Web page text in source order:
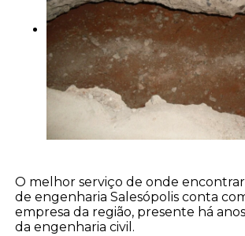
O melhor serviço de onde
de engenharia Salesópolis conta
empresa da região, presente há
da engenharia civil.